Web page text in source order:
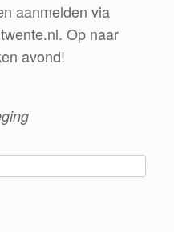
aanmelden via
Op naar
avond!